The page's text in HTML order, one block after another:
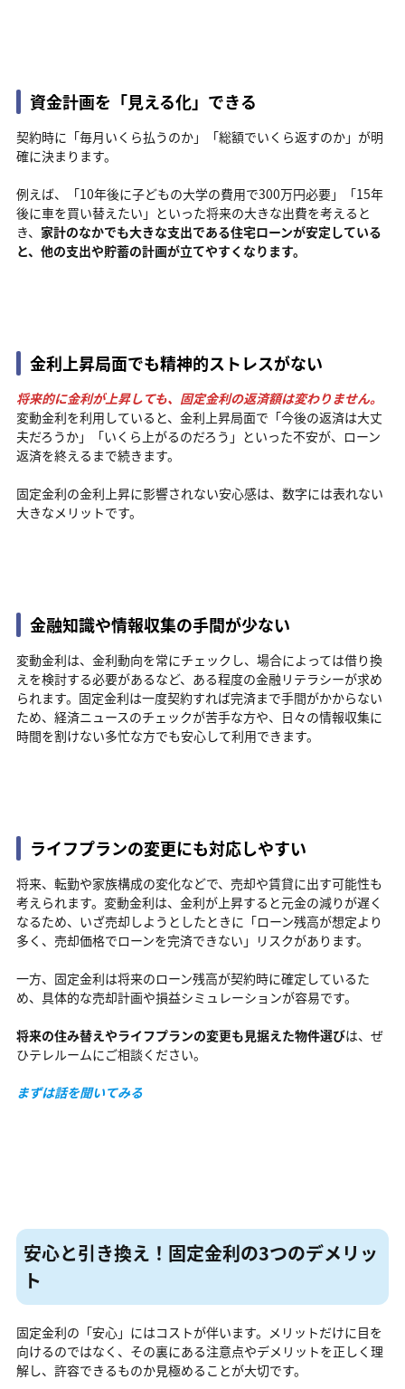
資金計画を「見える化」できる
契約時に「毎月いくら払うのか」「総額でいくら返すのか」が明
確に決まります。
例えば、「10年後に子どもの大学の費用で300万円必要」「15年
後に車を買い替えたい」といった将来の大きな出費を考えると
き、 家計のなかでも大きな支出である住宅ローンが安定している
と、他の支出や貯蓄の計画が立てやすくなります。
金利上昇局面でも精神的ストレスがない
将来的に金利が上昇しても、固定金利の返済額は変わりません。
変動金利を利用していると、金利上昇局面で「今後の返済は大丈
夫だろうか」「いくら上がるのだろう」といった不安が、ローン
返済を終えるまで続きます。
固定金利の金利上昇に影響されない安心感は、数字には表れない
大きなメリットです。
金融知識や情報収集の手間が少ない
変動金利は、金利動向を常にチェックし、場合によっては借り換
えを検討する必要があるなど、ある程度の金融リテラシーが求め
られます。固定金利は一度契約すれば完済まで手間がかからない
ため、経済ニュースのチェックが苦手な方や、日々の情報収集に
時間を割けない多忙な方でも安心して利用できます。
ライフプランの変更にも対応しやすい
将来、転勤や家族構成の変化などで、売却や賃貸に出す可能性も
考えられます。変動金利は、金利が上昇すると元金の減りが遅く
なるため、いざ売却しようとしたときに「ローン残高が想定より
多く、売却価格でローンを完済できない」リスクがあります。
一方、固定金利は将来のローン残高が契約時に確定しているた
め、具体的な売却計画や損益シミュレーションが容易です。
将来の住み替えやライフプランの変更も見据えた物件選びは、ぜ
ひテレルームにご相談ください。
まずは話を聞いてみる
安心と引き換え！固定金利の3つのデメリッ
ト
固定金利の「安心」にはコストが伴います。メリットだけに目を
向けるのではなく、その裏にある注意点やデメリットを正しく理
解し、許容できるものか見極めることが大切です。